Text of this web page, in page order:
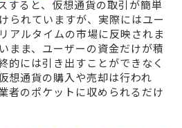
すると、仮想通貨の取引が簡単
られていますが、実際にはユー
アルタイムの市場に反映されま
まま、ユーザーの資金だけが積
的には引き出すことができなく
想通貨の購入や売却は行われ
者のポケットに収められるだけ